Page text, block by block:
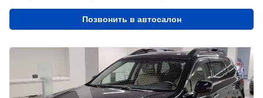
Позвонить в автосалон